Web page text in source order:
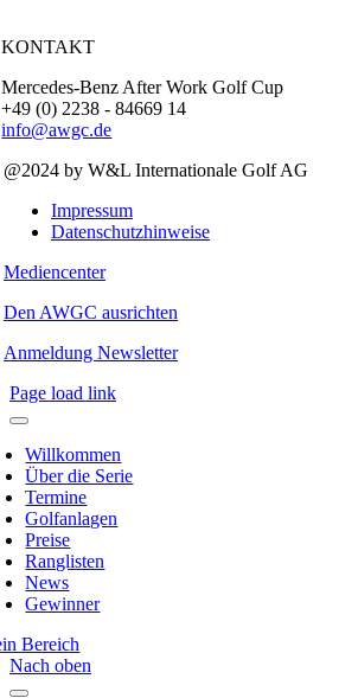
KONTAKT
Mercedes-Benz After Work Golf Cup
+49 (0) 2238 - 84669 14
info@awgc.de
@2024 by W&L Internationale Golf AG
Impressum
Datenschutzhinweise
Mediencenter
Den AWGC ausrichten
Anmeldung Newsletter
Page load link
Willkommen
Über die Serie
Termine
Golfanlagen
Preise
Ranglisten
News
Gewinner
Bereich
Nach oben